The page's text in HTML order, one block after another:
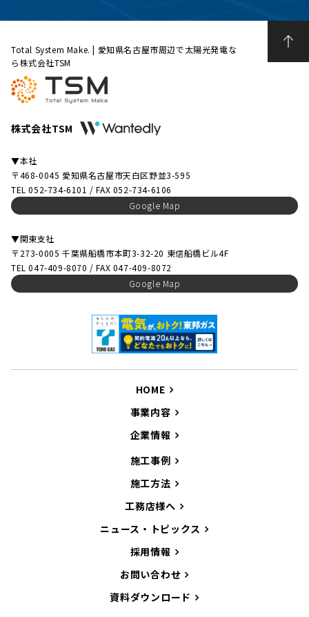
Total System Make. | 愛知県名古屋市周辺で太陽光発電な
ら株式会社TSM
株式会社TSM
▼本社
〒468-0045 愛知県名古屋市天白区野並3-595
TEL 052-734-6101 / FAX 052-734-6106
Google Map
▼関東支社
〒273-0005 千葉県船橋市本町3-32-20 東信船橋ビル4F
TEL 047-409-8070 / FAX 047-409-8072
Google Map
HOME
事業内容
企業情報
施工事例
施工方法
工務店様へ
ニュース・トピックス
採用情報
お問い合わせ
資料ダウンロード